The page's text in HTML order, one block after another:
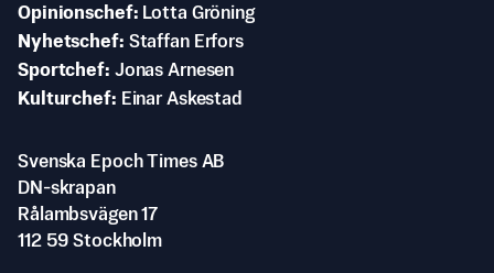
Opinionschef
Lotta Gröning
Nyhetschef Staffan Erfors
Sportchef Jonas Arnesen
Kulturchef
Einar Askestad
Svenska Epoch Times AB
DN-skrapan
Rålambsvägen 17
112 59 Stockholm